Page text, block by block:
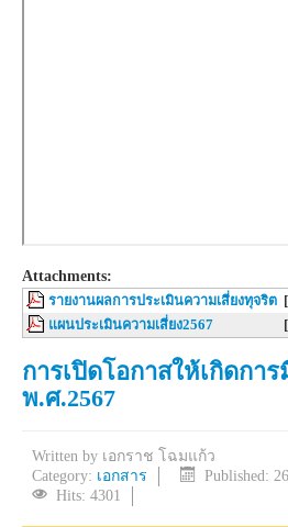
Attachments:
รายงานผลการประเมินความเสี่ยงทุจริต
แผนประเมินความเสี่ยง2567
การเปิดโอกาสให้เกิดกา
พ.ศ.2567
Written by เอกราช โฉมแก้ว
Category: เอกสาร
Published:
Hits: 4301